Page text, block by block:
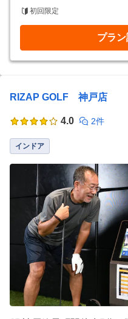
初回限定
プラ
RIZAP GOLF 神戸店
4.0 2件
インドア